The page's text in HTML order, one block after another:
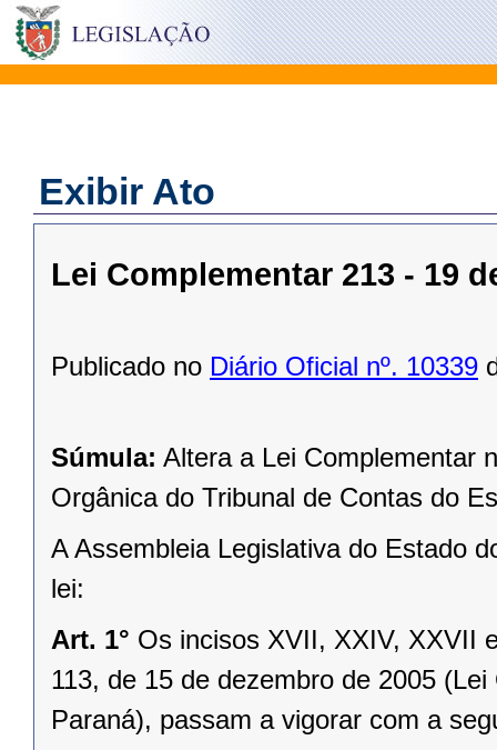
Exibir Ato
Lei Complementar 213 - 19
Publicado no Diário Oficial nº. 10339
Súmula: Altera a Lei Complementar
Orgânica do Tribunal de Contas do
A Assembleia Legislativa do Estado
lei:
Art. 1° Os incisos XVII, XXIV, XXVII
113, de 15 de dezembro de 2005
Paraná), passam a vigorar com a